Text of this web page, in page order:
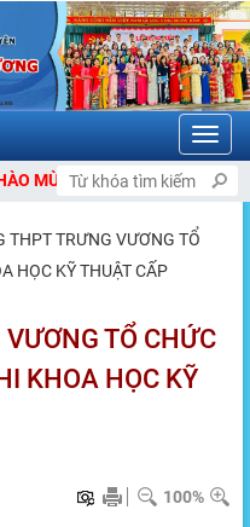
ĐẾN VỚI CỔNG THÔNG TIN
THPT TRƯNG VƯƠNG TỔ
HỌC KỸ THUẬT CẤP
TỔ CHỨC
KHOA HỌC KỸ
100%